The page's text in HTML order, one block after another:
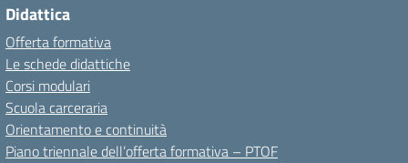
Didattica
Offerta formativa
Le schede didattiche
Corsi modulari
Scuola carceraria
Orientamento e continuità
Piano triennale dell’offerta formativa – PTOF